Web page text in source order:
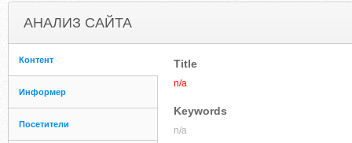
АНАЛИЗ САЙТА
Контент
Информер
Посетители
Title
n/a
Keywords
n/a